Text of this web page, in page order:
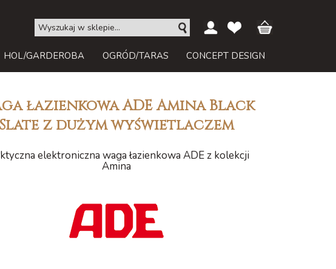
HOL/GARDEROBA OGRÓD/TARAS CONCEPT DESIGN
łazienkowa ADE Amina Black
Slate z dużym wyświetlaczem
elektroniczna waga łazienkowa ADE z kolekcji
Amina